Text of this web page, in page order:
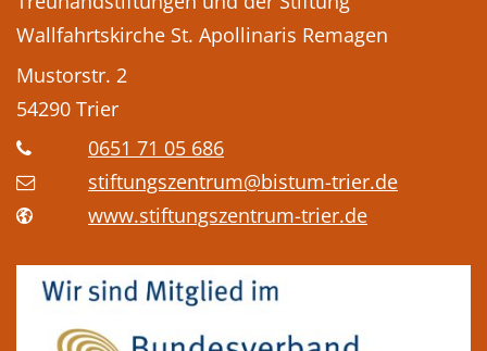
Wallfahrtskirche St. Apollinaris Remagen
Mustorstr. 2
54290 Trier
0651 71 05 686
stiftungszentrum@bistum-trier.de
www.stiftungszentrum-trier.de